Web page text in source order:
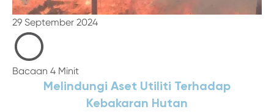
29 September 2024
Bacaan 4 Minit
Melindungi Aset Utiliti Terhadap
Kebakaran Hutan